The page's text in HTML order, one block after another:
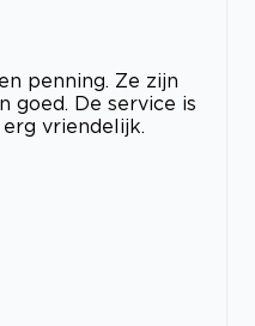
penning. Ze zijn
goed. De service is
vriendelijk.